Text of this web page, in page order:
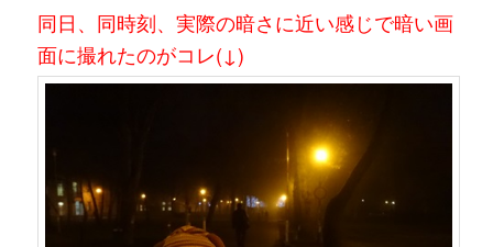
同日、同時刻、実際の暗さに近い感じで暗い画
面に撮れたのがコレ(↓)